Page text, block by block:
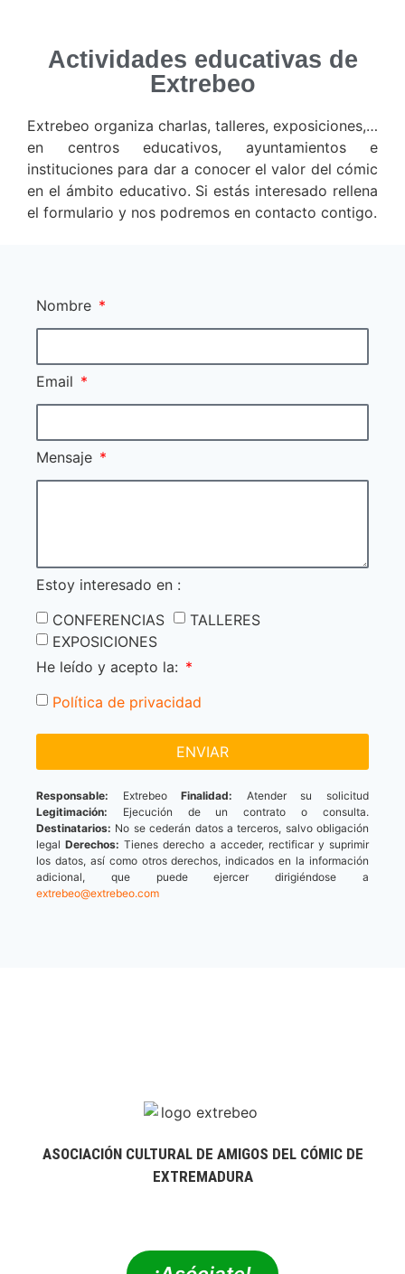
Actividades educativas de
Extrebeo
Extrebeo organiza charlas, talleres, exposiciones,…
en centros educativos, ayuntamientos e
instituciones para dar a conocer el valor del cómic
en el ámbito educativo. Si estás interesado rellena
el formulario y nos podremos en contacto contigo.
Nombre
Email
Mensaje
Estoy interesado en :
CONFERENCIAS
TALLERES
EXPOSICIONES
He leído y acepto la:
Política de privacidad
ENVIAR
Responsable: ExtrebeoFinalidad: Atender su solicitud
Legitimación: Ejecución de un contrato o consulta.
Destinatarios: No se cederán datos a terceros, salvo obligación
legalDerechos: Tienes derecho a acceder, rectificar y suprimir
los datos, así como otros derechos, indicados en la información
adicional, que puede ejercer dirigiéndose a
extrebeo@extrebeo.com
ASOCIACIÓN CULTURAL DE AMIGOS DEL CÓMIC DE
EXTREMADURA